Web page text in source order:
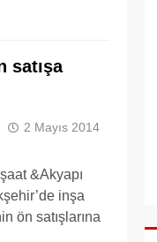
satışa
2 Mayıs 2014
&Akyapı
inşa
ön satışlarına